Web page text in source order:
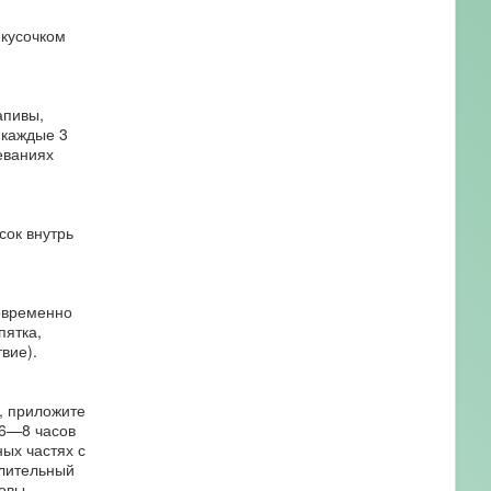
3
внутрь
приложите
часов
частях с